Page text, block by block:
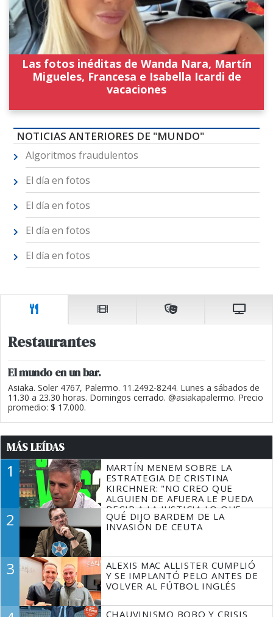
Las fotos inéditas de Wanda Nara, Martín
Migueles, Francesa e Isabella Icardi de
vacaciones
NOTICIAS ANTERIORES DE "MUNDO"
Algoritmos fraudulentos
El día en fotos
El día en fotos
El día en fotos
El día en fotos
Restaurantes
El mundo en un bar.
Asiaka. Soler 4767, Palermo. 11.2492-8244. Lunes a sábados de
11.30 a 23.30 horas. Domingos cerrado. @asiakapalermo. Precio
promedio: $ 17.000.
MÁS LEÍDAS
1
MARTÍN MENEM SOBRE LA
ESTRATEGIA DE CRISTINA
KIRCHNER: "NO CREO QUE
ALGUIEN DE AFUERA LE PUEDA
DECIR A LA JUSTICIA LO QUE
TIENE QUE HACER"
2
QUÉ DIJO BARDEM DE LA
INVASIÓN DE CEUTA
3
ALEXIS MAC ALLISTER CUMPLIÓ
Y SE IMPLANTÓ PELO ANTES DE
VOLVER AL FÚTBOL INGLÉS
CHAUVINISMO BOBO Y CRISIS